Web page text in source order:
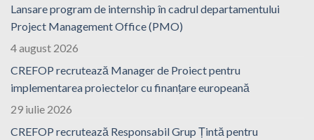
Lansare program de internship în cadrul departamentului
Project Management Office (PMO)
4 august 2026
CREFOP recrutează Manager de Proiect pentru
implementarea proiectelor cu finanțare europeană
29 iulie 2026
CREFOP recrutează Responsabil Grup Țintă pentru